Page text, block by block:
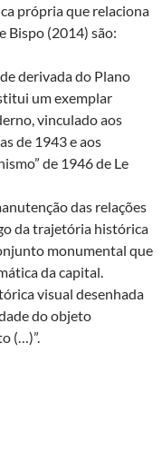
própria que relaciona
Bispo (2014) são:
derivada do Plano
um exemplar
vinculado aos
de 1943 e aos
de 1946 de Le
das relações
da trajetória histórica
monumental que
da capital.
visual desenhada
do objeto
(…)”.